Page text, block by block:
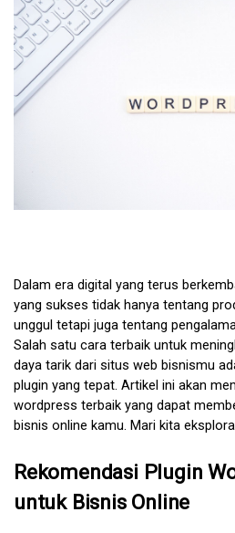
Dalam era digital yang terus
yang sukses tidak hanya tentang
unggul tetapi juga tentang
Salah satu cara terbaik untuk
daya tarik dari situs web bisnismu
plugin yang tepat. Artikel ini akan
wordpress terbaik yang dapat
bisnis online kamu. Mari kita
Rekomendasi Plugin
untuk Bisnis Online